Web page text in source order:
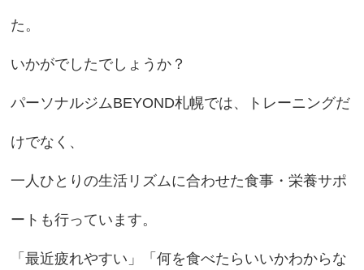
た。
いかがでしたでしょうか？
パーソナルジムBEYOND札幌では、トレーニングだ
けでなく、
一人ひとりの生活リズムに合わせた食事・栄養サポ
ートも行っています。
「最近疲れやすい」「何を食べたらいいかわからな